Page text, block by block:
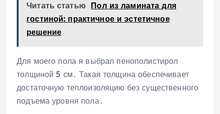
Читать статью Пол из ламината для
гостиной: практичное и эстетичное
решение
Для моего пола я выбрал пенополистирол
толщиной 5 см․ Такая толщина обеспечивает
достаточную теплоизоляцию без существенного
подъема уровня пола․